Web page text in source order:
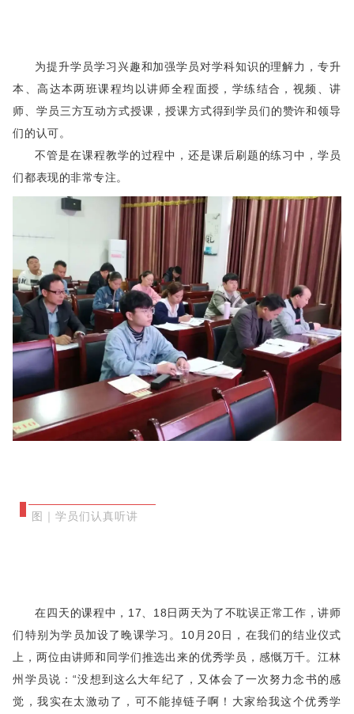
为提升学员学习兴趣和加强学员对学科知识的理解力，专升
本、高达本两班课程均以讲师全程面授，学练结合，视频、讲
师、学员三方互动方式授课，授课方式得到学员们的赞许和领导
们的认可。
不管是在课程教学的过程中，还是课后刷题的练习中，学员
们都表现的非常专注。
图｜学员们认真听讲
在四天的课程中，17、18日两天为了不耽误正常工作，讲师
们特别为学员加设了晚课学习。10月20日，在我们的结业仪式
上，两位由讲师和同学们推选出来的优秀学员，感慨万千。江林
州学员说：“没想到这么大年纪了，又体会了一次努力念书的感
觉，我实在太激动了，可不能掉链子啊！大家给我这个优秀学